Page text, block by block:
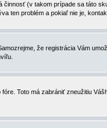
(v takom prípade sa táto
ten problém a pokiaľ nie je,
že registrácia Vám
fóre. Toto má zabrániť zneužitiu